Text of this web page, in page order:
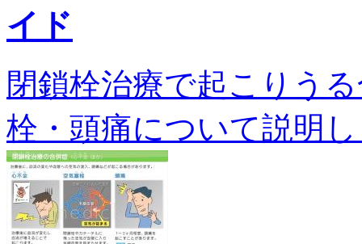
イド
閉鎖栓治療で起こりう
栓・頭痛について説明